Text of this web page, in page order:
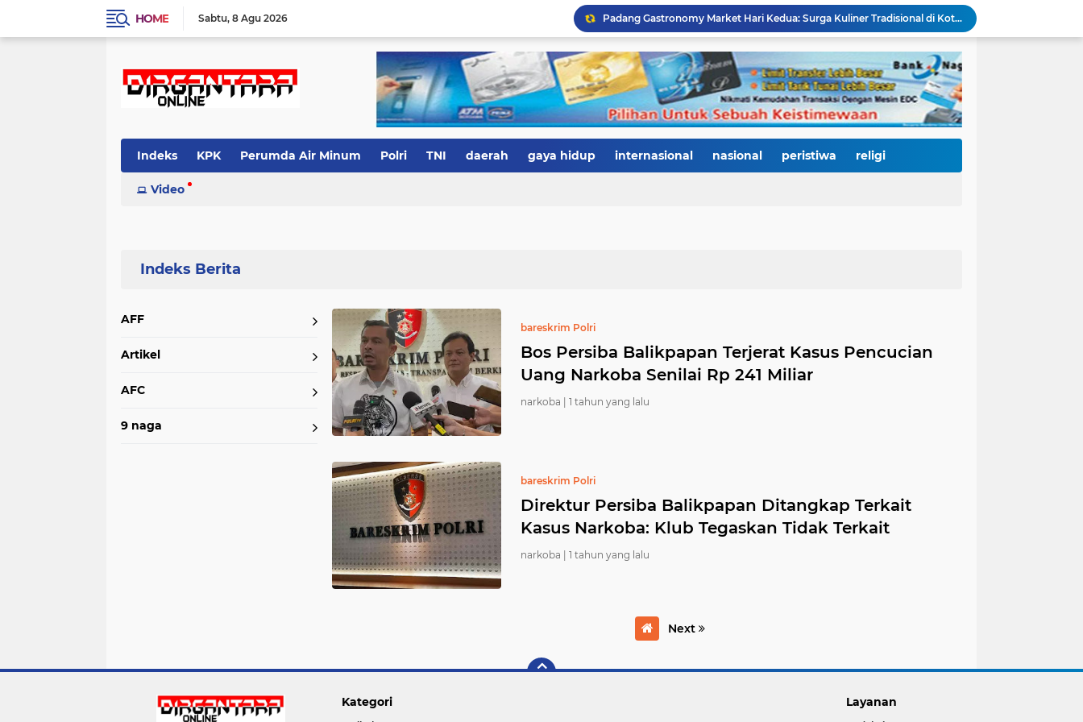
HOME Sabtu 8 Agu 2026
Padang Gastronomy Market Hari Kedua: Surga Kuliner Tradisional di Kota Tua, UMKM Lokal Banjir Apresiasi
Gowes Siti Nurbaya Jadi Magnet Pesepeda Luar Daerah, HJK ke-357 Padang Makin Meriah
Tanam Pohon di Tepian Batang Arau, Padang dan Hildesheim Teguhkan Persahabatan Menuju Kota Global
Pasca Banjir, PUPR Padang Bergerak Cepat: Tanggul Lapau Munggu Diperbaiki, Sungkai dan SMPN 41 Dibersihkan
3.000 Pesepeda Kepung Kota Padang, Gowes Siti Nurbaya Adventure-X Jadi Pesta Olahraga dan Promosi Wisata
66 Kepala Dapur MBG Diproses Pecat! Ada Terlibat Judi Online hingga Kasus Keracunan Berulang
HJK ke-357, Fadly Amran Tegaskan Arah Baru Kota Padang: Bangkit dari Bencana, Melaju Menjadi Kota Pendidikan, Pariwisata, dan Perdagangan Bertaraf Dunia
Indeks KPK Perumda Air Minum Polri TNI daerah gaya hidup internasional nasional peristiwa religi
Video
AFF
Artikel
AFC
9 naga
bareskrim Polri
Bos Persiba Balikpapan Terjerat Kasus Pencucian
Uang Narkoba Senilai Rp 241 Miliar
narkoba | 1 tahun yang lalu
bareskrim Polri
Direktur Persiba Balikpapan Ditangkap Terkait
Kasus Narkoba: Klub Tegaskan Tidak Terkait
narkoba | 1 tahun yang lalu
Next
Kategori Layanan